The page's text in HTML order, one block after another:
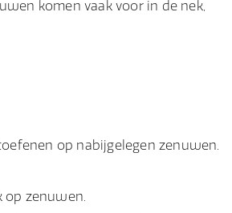
komen vaak voor in de nek,
op nabijgelegen zenuwen.
op zenuwen.